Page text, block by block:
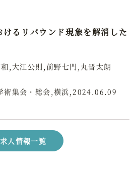
るリバウンド現象を解消した
,大江公則,前野七門,丸晋太朗
術集会・総会,横浜,2024.06.09
求人情報一覧